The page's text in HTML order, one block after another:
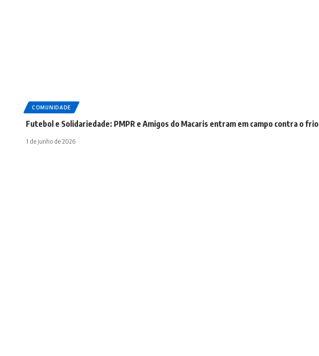
COMUNIDADE
Futebol e Solidariedade: PMPR e Amigos do Macaris entram em campo contra o frio
1 de junho de 2026